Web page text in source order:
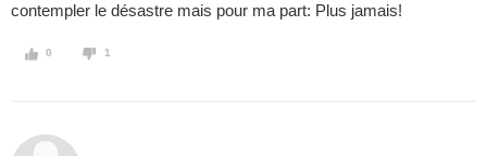
contempler le désastre mais pour ma part: Plus jamais!
0 1